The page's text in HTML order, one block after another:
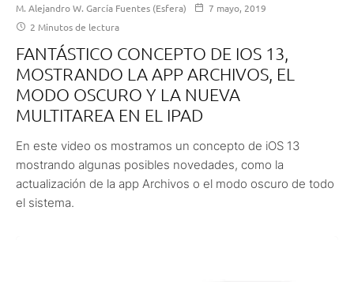
M. Alejandro W. García Fuentes (Esfera)
7 mayo, 2019
2 Minutos de lectura
FANTÁSTICO CONCEPTO DE IOS 13,
MOSTRANDO LA APP ARCHIVOS, EL
MODO OSCURO Y LA NUEVA
MULTITAREA EN EL IPAD
En este video os mostramos un concepto de iOS 13
mostrando algunas posibles novedades, como la
actualización de la app Archivos o el modo oscuro de todo
el sistema.